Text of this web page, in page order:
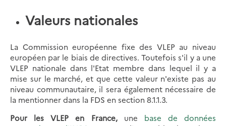
Valeurs nationales
La Commission européenne fixe des VLEP au niveau
européen par le biais de directives. Toutefois s'il y a une
VLEP nationale dans l'Etat membre dans lequel il y a
mise sur le marché, et que cette valeur n'existe pas au
niveau communautaire, il sera également nécessaire de
la mentionner dans la FDS en section 8.1.1.3.
Pour les VLEP en France, une base de données